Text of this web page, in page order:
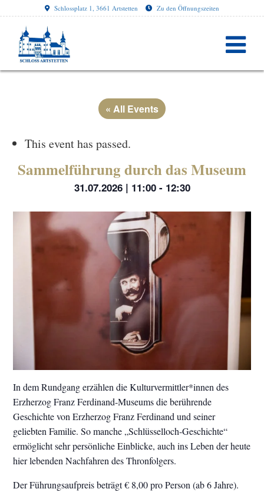
Schlossplatz 1, 3661 Artstetten Zu den Öffnungszeiten
« All Events
This event has passed.
Sammelführung durch das Museum
31.07.2026 | 11:00- 12:30
In dem Rundgang erzählen die Kulturvermittler*innen des
Erzherzog Franz Ferdinand-Museums die berührende
Geschichte von Erzherzog Franz Ferdinand und seiner
geliebten Familie. So manche „Schlüsselloch-Geschichte“
ermöglicht sehr persönliche Einblicke, auch ins Leben der heute
hier lebenden Nachfahren des Thronfolgers.
Der Führungsaufpreis beträgt € 8,00 pro Person (ab 6 Jahre).